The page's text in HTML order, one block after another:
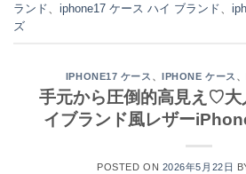
ランド
iphone17 ケース ハイ ブランド
ズ
IPHONE17 ケース 、IPHONE ケース 、
手元から圧倒的高見え♡大
イブランド風レザー
POSTED ON 2026年5月22日